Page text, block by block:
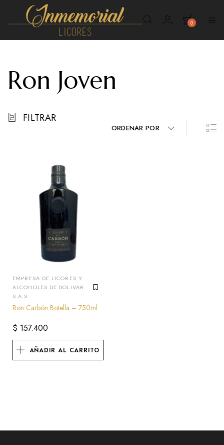
Inmemorial
0
Ron Joven
FILTRAR
ORDENAR POR
EMPRESA DE LICORES Y
ALCOHOLES DE BOLIVAR
S.A.S.
Ron Carbón Botella – 750ml
$ 157.400
AÑADIR AL CARRITO